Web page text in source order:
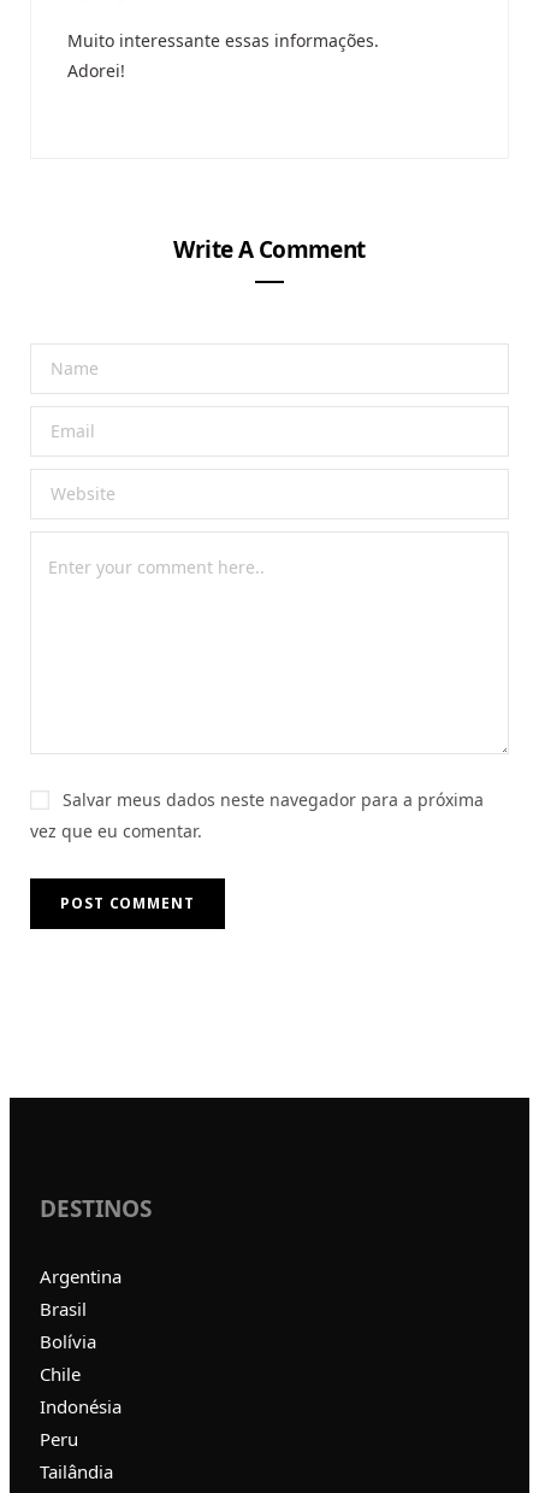
Muito interessante essas informações.
Adorei!
Write A Comment
Salvar meus dados neste navegador para a próxima
vez que eu comentar.
DESTINOS
Argentina
Brasil
Bolívia
Chile
Indonésia
Peru
Tailândia